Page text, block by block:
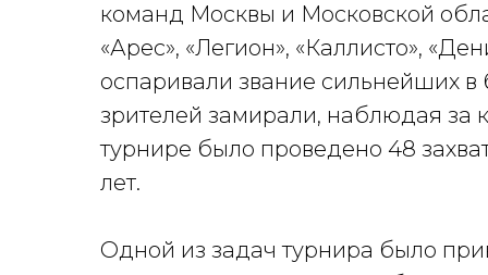
команд Москвы и Московской
«Арес», «Легион», «Каллисто»,
оспаривали звание сильнейших
зрителей замирали, наблюдая
турнире было проведено 48
лет.
Одной из задач турнира было